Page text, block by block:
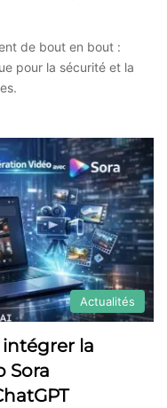
de bout en bout :
pour la sécurité et la
Actualités
intégrer la
Sora